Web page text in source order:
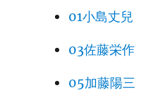
01小島丈兒
03佐藤栄作
05加藤陽三